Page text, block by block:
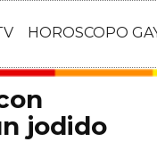
HOROSCOPO
jodido